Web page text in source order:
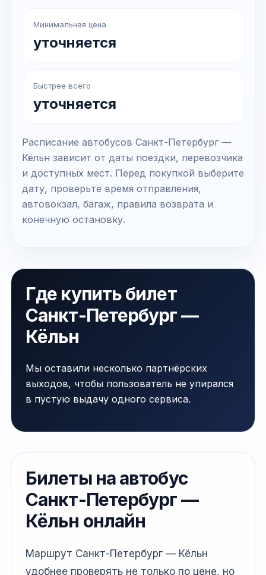
Минимальная цена
уточняется
Быстрее всего
уточняется
Расписание автобусов Санкт-Петербург —
Кёльн зависит от даты поездки, перевозчика
и доступных мест. Перед покупкой выберите
дату, проверьте время отправления,
автовокзал, багаж, правила возврата и
конечную остановку.
Где купить билет
Санкт-Петербург —
Кёльн
Мы оставили несколько партнёрских
выходов, чтобы пользователь не упирался
в пустую выдачу одного сервиса.
Билеты на автобус
Санкт-Петербург —
Кёльн онлайн
Маршрут Санкт-Петербург — Кёльн
удобнее проверять не только по цене, но